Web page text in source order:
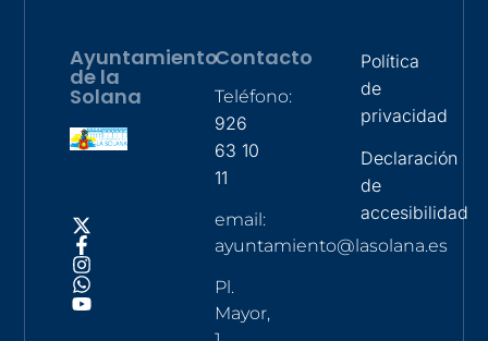
Ayuntamiento
de la
Solana
Contacto
Teléfono:
926
63 10
11
email:
ayuntamiento@lasolana.es
Pl.
Mayor,
Política
de
privacidad
Declaración
de
accesibilidad